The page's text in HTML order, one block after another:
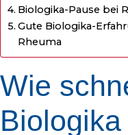
Biologika-Pause bei
Gute Biologika-
Rheuma
Wie